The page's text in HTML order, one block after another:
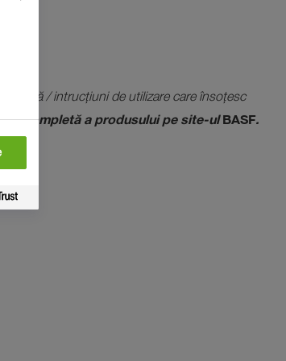
/ intrucțiuni de utilizare care însoțesc
completă a produsului pe site-ulBASF.